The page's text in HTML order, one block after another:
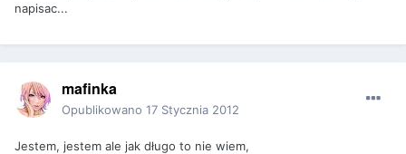
napisac...
mafinka
Opublikowano 17 Stycznia 2012
Jestem, jestem ale jak długo to nie wiem,